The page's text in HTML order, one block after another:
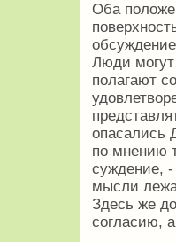
Оба
Люди могут
полагают
опасались
по мне­нию
суждение, -
мысли
Здесь же
согласию,